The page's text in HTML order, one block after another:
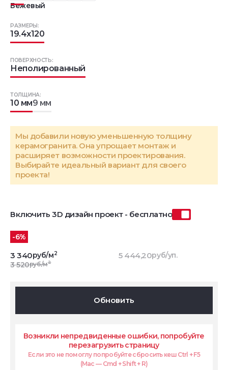
Бежевый
РАЗМЕРЫ:
19.4x120
ТОЛЩИНА:
10 мм9 мм
ПОВЕРХНОСТЬ:
Неполированный
Мы добавили новую уменьшенную толщину
керамогранита. Она упрощает монтаж и
расширяет возможности проектирования.
Выбирайте идеальный вариант для своего
проекта!
Включить 3D дизайн проект - бесплатно
-6%
3 340руб/м2
3 520руб/м2
5 444,20руб/уп.
Обновить
Возникли непредвиденные ошибки, попробуйте
перезагрузить страницу
Если это не помоглу попробуйте сбросить кеш Ctrl + F5
(Mac — Cmd + Shift + R)